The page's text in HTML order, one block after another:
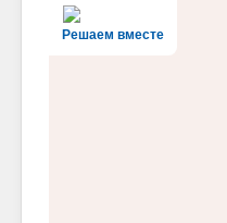
Решаем вместе